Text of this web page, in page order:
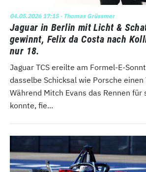
04.05.2026 17:15· Thomas Grüssmer
Jaguar in Berlin mit Licht &
gewinnt, Felix da Costa nach
nur 18.
Jaguar TCS ereilte am Formel-E-
dasselbe Schicksal wie Porsche einen
Während Mitch Evans das Rennen für
konnte, fie...